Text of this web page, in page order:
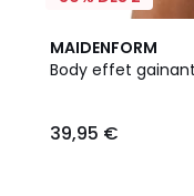
MAIDENFORM
Body effet gainant
€.
39,95 €
4,5
/ 5